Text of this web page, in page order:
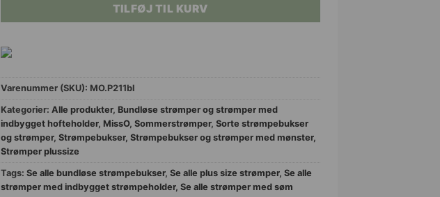
TILFØJ TIL KURV
Varenummer (SKU): MO.P211bl
Kategorier: Alle produkter, Bundløse strømper og strømper med
indbygget hofteholder, MissO, Sommerstrømper, Sorte strømpebukser
og strømper, Strømpebukser, Strømpebukser og strømper med mønster,
Strømper plussize
Tags: Se alle bundløse strømpebukser, Se alle plus size strømper, Se alle
strømper med indbygget strømpeholder, Se alle strømper med søm